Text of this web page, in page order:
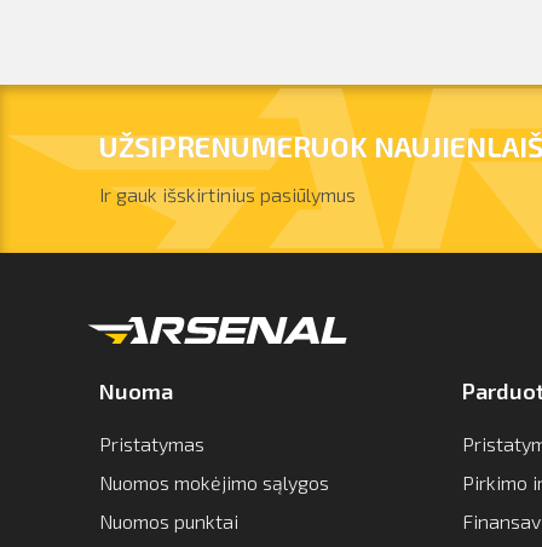
UŽSIPRENUMERUOK
Ir gauk išskirtinius pasiūlymus
Nuoma
Pristatymas
Nuomos mokėjimo sąlygos
Nuomos punktai
Pirkimo